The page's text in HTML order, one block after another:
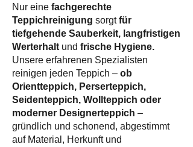
Nur eine fachgerechte
Teppichreinigung sorgtfür
tiefgehende Sauberkeit, langfristigen
Werterhalt und frische Hygiene.
Unsere erfahrenen Spezialisten
reinigen jeden Teppich – ob
Orientteppich, Perserteppich,
Seidenteppich, Wollteppich oder
moderner Designerteppich –
gründlich und schonend, abgestimmt
auf Material, Herkunft und